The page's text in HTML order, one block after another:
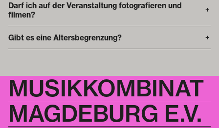
Darf ich auf der Veranstaltung fotografieren und
filmen?
+
Gibt es eine Altersbegrenzung? +
MUSIKKOMBINAT
MAGDEBURG E.V.